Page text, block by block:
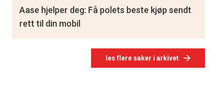
les flere saker i arkivet
Aase hjelper deg: Få polets beste kjøp sendt
rett til din mobil